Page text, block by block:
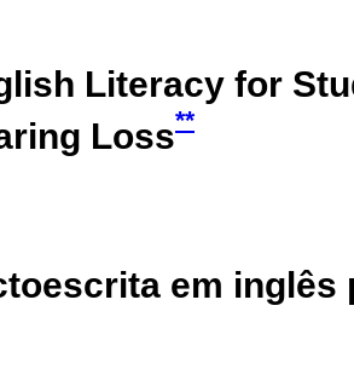
Literacy for
Loss**
em inglês